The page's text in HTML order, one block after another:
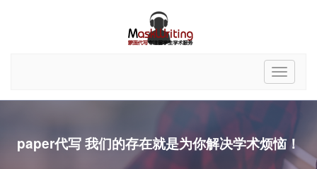
paper代写 我们的存在就是为你解决学术烦恼！